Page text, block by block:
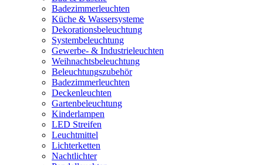
Badezimmerleuchten
Küche & Wassersysteme
Dekorationsbeleuchtung
Systembeleuchtung
Gewerbe- & Industrieleuchten
Weihnachtsbeleuchtung
Beleuchtungszubehör
Badezimmerleuchten
Deckenleuchten
Gartenbeleuchtung
Kinderlampen
LED Streifen
Leuchtmittel
Lichterketten
Nachtlichter